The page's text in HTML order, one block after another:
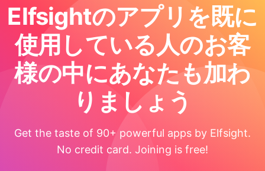
Elfsightのアプリを既に
使用している人のお客
様の中にあなたも加わ
りましょう
Get the taste of 90+ powerful apps by Elfsight.
No credit card. Joining is free!